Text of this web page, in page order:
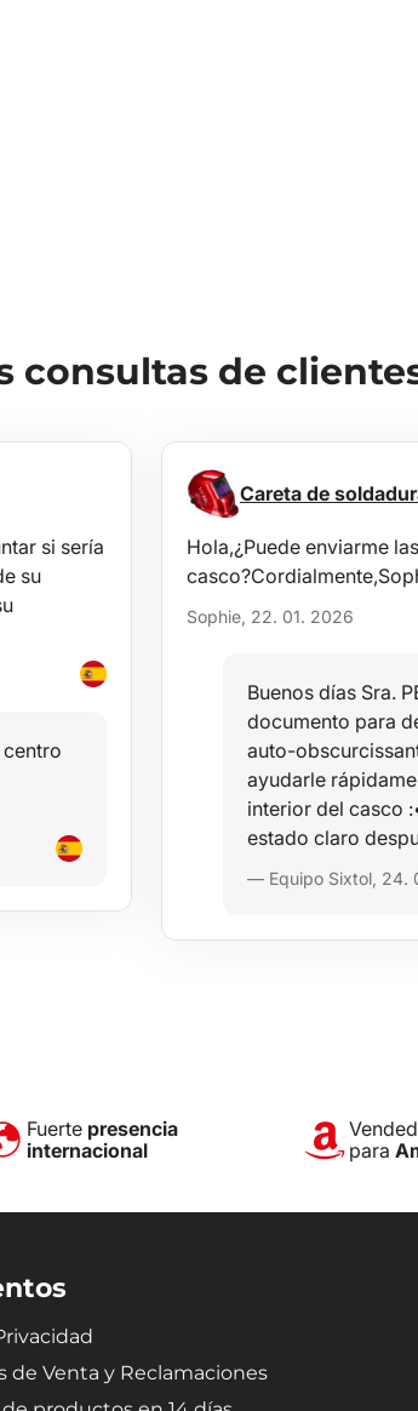
consultas de
si sería
su
Careta de
Hola,¿Puede enviarme
Sophie, 22. 01. 2026
Buenos días Sra.
documento para
auto-
ayudarle
interior del casco
estado claro
— Equipo Sixtol, 24.
Fuerte presencia
internacional
para
de Venta y Reclamaciones